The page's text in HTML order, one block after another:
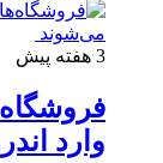
3 هفته پیش
وارد